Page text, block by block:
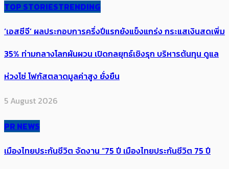
TOP STORIESTRENDING
‘เอสซีจี’ ผลประกอบการครึ่งปีแรกยังแข็งแกร่ง กระแสเงินสดเพิ่ม
35% ท่ามกลางโลกผันผวน เปิดกลยุทธ์เชิงรุก บริหารต้นทุน ดูแล
ห่วงโซ่ โฟกัสตลาดมูลค่าสูง ยั่งยืน
5 August 2026
PR NEWS
เมืองไทยประกันชีวิต จัดงาน “75 ปี เมืองไทยประกันชีวิต 75 ปี